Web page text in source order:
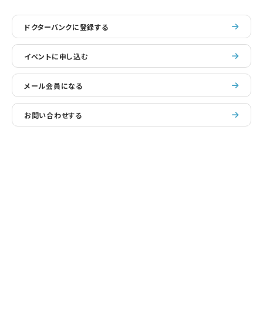
ドクターバンクに登録する
イベントに申し込む
メール会員になる
お問い合わせする